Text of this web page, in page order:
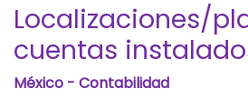
Localizaciones/
cuentas
México - Contabilidad